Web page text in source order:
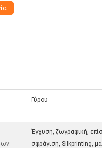
Γύρου
Έγχυση, ζωγραφική,
σφράγιση, Silkprinting,